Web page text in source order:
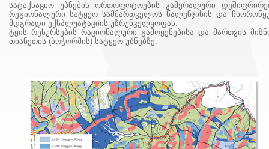
სატაქსაციო უბნების ორთოფოტოების კამერალური
რეგიონალური სატყეო სამმართველოს წალენჯიხის და
მდგრადი ექსპლუატაციის უზრუნველყოფას.
ტყის რესურსების რაციონალური გამოყენებისა და მართვის
თიანეთის (ბოჭორმის) სატყეო უბნებზე.